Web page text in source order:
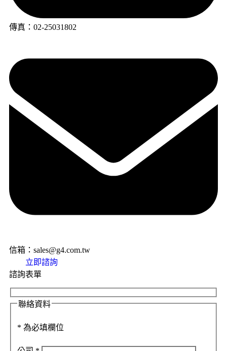
傳真：02-25031802
信箱：sales@g4.com.tw
立即諮詢
諮詢表單
聯絡資料
* 為必填欄位